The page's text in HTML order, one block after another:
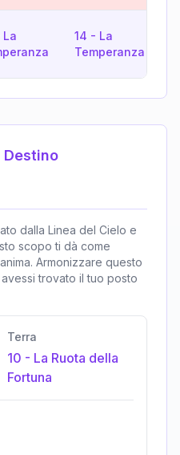
La
14 - La
Temperanza
Destino
dalla Linea del Cielo e
scopo ti dà come
Armonizzare questo
trovato il tuo posto
Terra
10 - La Ruota della
Fortuna